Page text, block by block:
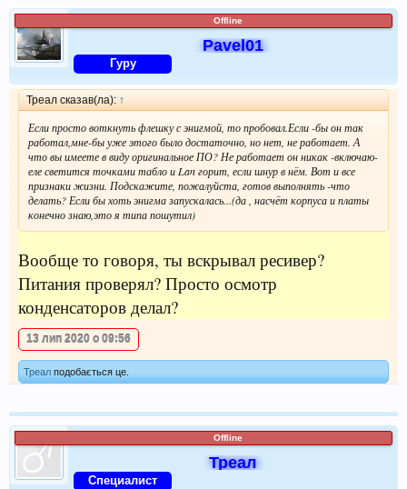
Offline
Pavel01
Гуру
Треал сказав(ла): ↑
Если просто воткнуть флешку с энигмой, то пробовал.Если -бы он так
работал,мне-бы уже этого было достаточно, но нет, не работает. А
что вы имеете в виду оригинальное ПО? Не работает он никак -включаю-
еле светится точками табло и Lan горит, если шнур в нём. Вот и все
признаки жизни. Подскажите, пожалуйста, готов выполнять -что
делать? Если бы хоть энигма запускалась...(да , насчёт корпуса и платы
конечно знаю,это я типа пошутил)
Вообще то говоря, ты вскрывал ресивер?
Питания проверял? Просто осмотр
конденсаторов делал?
13 лип 2020 о 09:56
Треал подобається це.
Offline
Треал
Специалист